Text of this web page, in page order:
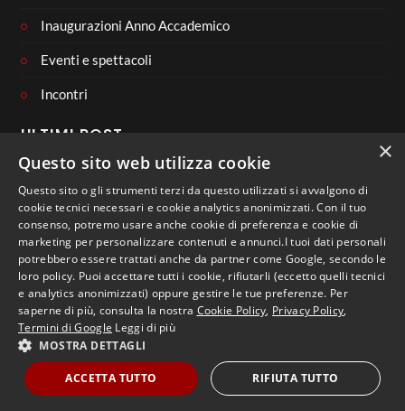
Inaugurazioni Anno Accademico
Eventi e spettacoli
Incontri
ULTIMI POST
CONNECT WITH US
Copyright 2023 - Libera Università di Lingue e Comunicazione
IULM
×
Questo sito web utilizza cookie
Questo sito o gli strumenti terzi da questo utilizzati si avvalgono di
cookie tecnici necessari e cookie analytics anonimizzati. Con il tuo
consenso, potremo usare anche cookie di preferenza e cookie di
marketing per personalizzare contenuti e annunci.I tuoi dati personali
potrebbero essere trattati anche da partner come Google, secondo le
loro policy. Puoi accettare tutti i cookie, rifiutarli (eccetto quelli tecnici
e analytics anonimizzati) oppure gestire le tue preferenze. Per
saperne di più, consulta la nostra Cookie Policy, Privacy Policy,
Termini di Google Leggi di più
MOSTRA DETTAGLI
ACCETTA TUTTO RIFIUTA TUTTO